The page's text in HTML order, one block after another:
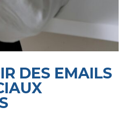
DES EMAILS